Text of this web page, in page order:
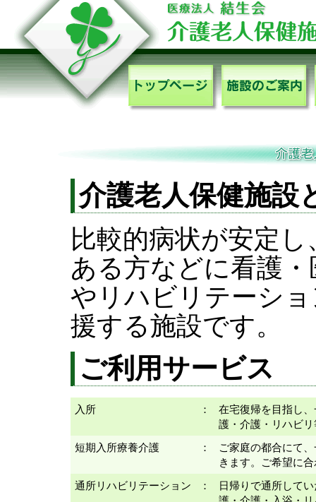
介護老人保健施設
比較的病状が安定
ある方などに看護
やリハビリテーシ
援する施設です。
ご利用サービス
入所 ：
在宅復帰を目指し
護・介護・リハビ
短期入所療養介護
：
ご家庭の都合にて
きます。ご希望に
通所リハビリテーション
：
日帰りで通所して